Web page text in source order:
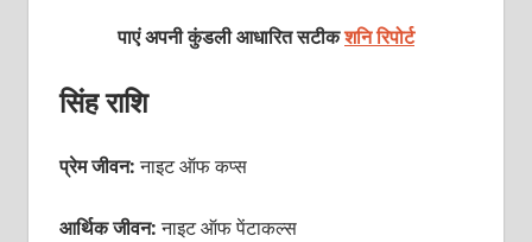
पाएं अपनी कुंडली आधारित सटीकशनि रिपोर्ट
सिंह राशि
प्रेम जीवन:नाइट ऑफ कप्‍स
आर्थिक जीवन:नाइट ऑफ पेंटाकल्‍स